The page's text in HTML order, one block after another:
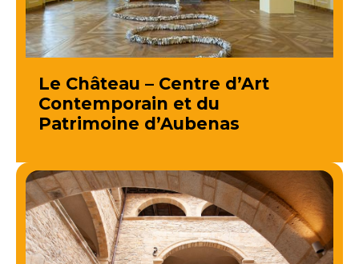
Le Château – Centre d’Art
Contemporain et du
Patrimoine d’Aubenas